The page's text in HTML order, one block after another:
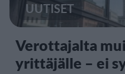
UUTISET
Verottajalta
yrittäjälle – ei